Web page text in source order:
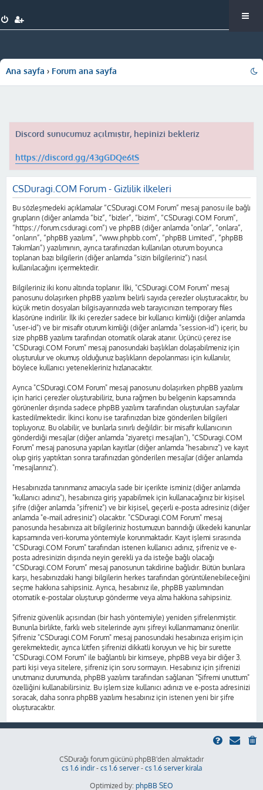
Ana sayfa Forum ana sayfa
Discord sunucumuz açılmıştır, hepinizi bekleriz
https://discord.gg/43gGDQe6tS
CSDuragi.COM Forum - Gizlilik ilkeleri
Bu sözleşmedeki açıklamalar “CSDuragi.COM Forum” mesaj panosu ile bağlı
grupların (diğer anlamda “biz”, “bizler”, “bizim”, “CSDuragi.COM Forum”,
“https://forum.csduragi.com”) ve phpBB (diğer anlamda "onlar”, “onlara”,
“onların”, “phpBB yazılımı”, “www.phpbb.com”, “phpBB Limited”, “phpBB
Takımları”) yazılımının, ayrıca tarafınızdan kullanılan oturum boyunca
toplanan bazı bilgilerin (diğer anlamda “sizin bilgileriniz”) nasıl
kullanılacağını içermektedir.
Bilgileriniz iki konu altında toplanır. İlki, "CSDuragi.COM Forum" mesaj
panosunu dolaşırken phpBB yazılımı belirli sayıda çerezler oluşturacaktır, bu
küçük metin dosyaları bilgisayarınızda web tarayıcınızın temporary files
klasörüne indirilir. İlk iki çerezler sadece bir kullanıcı kimliği (diğer anlamda
"user-id") ve bir misafir oturum kimliği (diğer anlamda "session-id") içerir, bu
size phpBB yazılımı tarafından otomatik olarak atanır. Üçüncü çerez ise
"CSDuragi.COM Forum" mesaj panosundaki başlıkları dolaşabilmeniz için
oluşturulur ve okumuş olduğunuz başlıkların depolanması için kullanılır,
böylece kullanıcı yetenekleriniz hızlanacaktır.
Ayrıca "CSDuragi.COM Forum" mesaj panosunu dolaşırken phpBB yazılımı
için harici çerezler oluşturabiliriz, buna rağmen bu belgenin kapsamında
görünenler dışında sadece phpBB yazılımı tarafından oluşturulan sayfalar
kastedilmektedir. İkinci konu ise tarafınızdan bize gönderilen bilgileri
topluyoruz. Bu olabilir, ve bunlarla sınırlı değildir: bir misafir kullanıcının
gönderdiği mesajlar (diğer anlamda "ziyaretçi mesajları"), "CSDuragi.COM
Forum" mesaj panosuna yapılan kayıtlar (diğer anlamda "hesabınız") ve kayıt
olup giriş yaptıktan sonra tarafınızdan gönderilen mesajlar (diğer anlamda
"mesajlarınız").
Hesabınızda tanınmanız amacıyla sade bir içerikte isminiz (diğer anlamda
"kullanıcı adınız"), hesabınıza giriş yapabilmek için kullanacağınız bir kişisel
şifre (diğer anlamda "şifreniz") ve bir kişisel, geçerli e-posta adresiniz (diğer
anlamda "e-mail adresiniz") olacaktır. "CSDuragi.COM Forum" mesaj
panosunda hesabınıza ait bilgileriniz hostumuzun barındığı ülkedeki kanunlar
kapsamında veri-koruma yöntemiyle korunmaktadır. Kayıt işlemi sırasında
"CSDuragi.COM Forum" tarafından istenen kullanıcı adınız, şifreniz ve e-
posta adresinizin dışında neyin gerekli ya da isteğe bağlı olacağı
“CSDuragi.COM Forum” mesaj panosunun takdirine bağlıdır. Bütün bunlara
karşı, hesabınızdaki hangi bilgilerin herkes tarafından görüntülenebileceğini
seçme hakkına sahipsiniz. Ayrıca, hesabınız ile, phpBB yazılımından
otomatik e-postalar oluşturup gönderme veya alma hakkına sahipsiniz.
Şifreniz güvenlik açısından (bir hash yöntemiyle) yeniden şifrelenmiştir.
Bununla birlikte, farklı web sitelerinde aynı şifreyi kullanmamanız önerilir.
Şifreniz "CSDuragi.COM Forum" mesaj panosundaki hesabınıza erişim için
gerekmektedir, ayrıca lütfen şifrenizi dikkatli koruyun ve hiç bir surette
"CSDuragi.COM Forum" ile bağlantılı bir kimseye, phpBB veya bir diğer 3.
parti kişi veya sitelere, şifreniz için soru sormayın. Hesabınız için şifrenizi
unutmanız durumunda, phpBB yazılımı tarafından sağlanan "Şifremi unuttum"
özelliğini kullanabilirsiniz. Bu işlem size kullanıcı adınızı ve e-posta adresinizi
soracak, daha sonra phpBB yazılımı hesabınız için istenen yeni bir şifre
oluşturacaktır.
CSDurağı forum gücünü phpBB'den almaktadır
cs 1.6 indir- cs 1.6 server- cs 1.6 server kirala
Optimized by: phpBB SEO